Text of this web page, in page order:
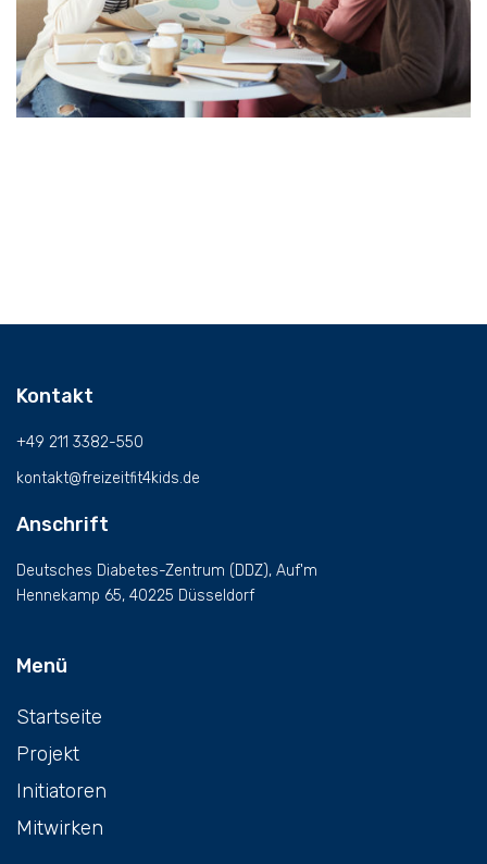
Kontakt
+49 211 3382-550
kontakt@freizeitfit4kids.de
Anschrift
Deutsches Diabetes-Zentrum (DDZ), Auf'm
Hennekamp 65, 40225 Düsseldorf
Menü
Startseite
Projekt
Initiatoren
Mitwirken